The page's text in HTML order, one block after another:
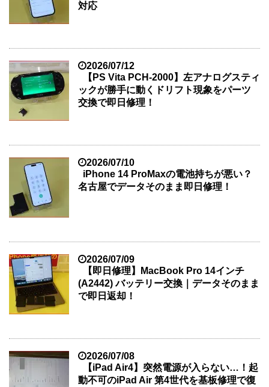
対応
2026/07/12
【PS Vita PCH-2000】左アナログスティ
ックが勝手に動くドリフト現象をパーツ
交換で即日修理！
2026/07/10
iPhone 14 ProMaxの電池持ちが悪い？
名古屋でデータそのまま即日修理！
2026/07/09
【即日修理】MacBook Pro 14インチ
(A2442) バッテリー交換｜データそのまま
で即日返却！
2026/07/08
【iPad Air4】突然電源が入らない…！起
動不可のiPad Air 第4世代を基板修理で復